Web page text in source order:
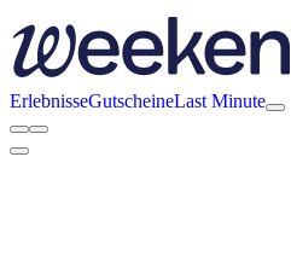
ErlebnisseGutscheineLast Minute